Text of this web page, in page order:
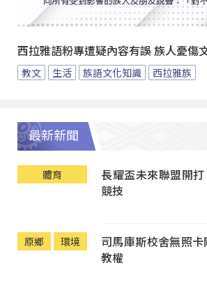
西拉雅語粉專遭疑內容有誤 族人憂傷
教文 生活 族語文化知識 西拉雅族
最新新聞
體育
長耀盃未來聯盟開
競技
原鄉 環境
司馬庫斯校舍無照
教權